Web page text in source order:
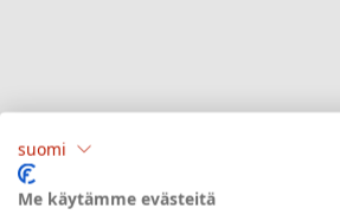
suomi
Me käytämme evästeitä